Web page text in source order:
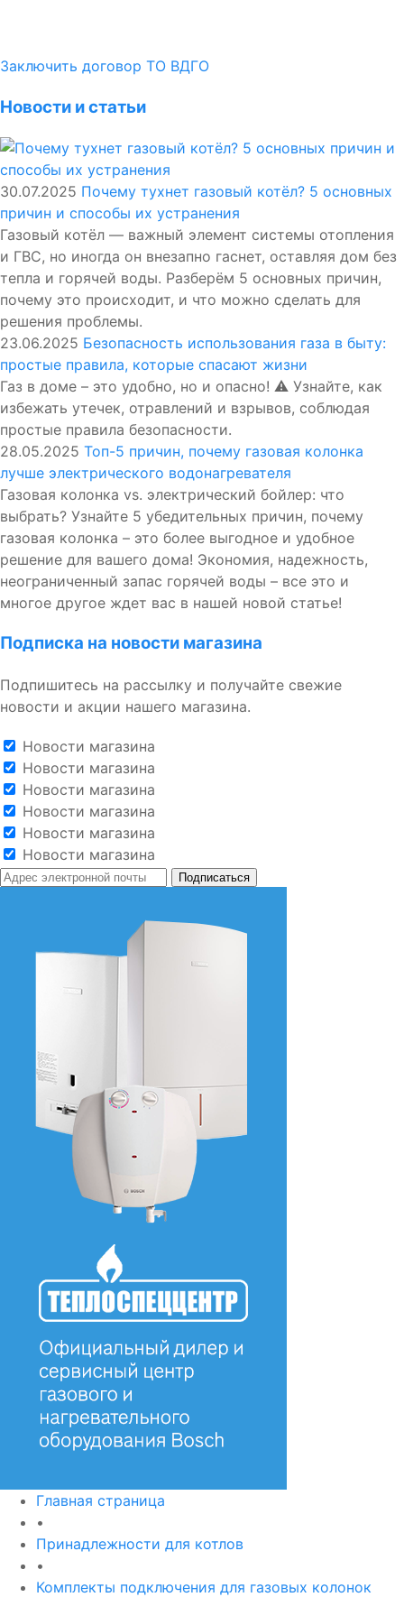
Заключить договор ТО ВДГО
Новости и статьи
30.07.2025 Почему тухнет газовый котёл? 5 основных
причин и способы их устранения
Газовый котёл — важный элемент системы отопления
и ГВС, но иногда он внезапно гаснет, оставляя дом без
тепла и горячей воды. Разберём 5 основных причин,
почему это происходит, и что можно сделать для
решения проблемы.
23.06.2025 Безопасность использования газа в быту:
простые правила, которые спасают жизни
Газ в доме – это удобно, но и опасно! ⚠️ Узнайте, как
избежать утечек, отравлений и взрывов, соблюдая
простые правила безопасности.
28.05.2025 Топ-5 причин, почему газовая колонка
лучше электрического водонагревателя
Газовая колонка vs. электрический бойлер: что
выбрать? Узнайте 5 убедительных причин, почему
газовая колонка – это более выгодное и удобное
решение для вашего дома! Экономия, надежность,
неограниченный запас горячей воды – все это и
многое другое ждет вас в нашей новой статье!
Подписка на новости магазина
Подпишитесь на рассылку и получайте свежие
новости и акции нашего магазина.
Новости магазина
Новости магазина
Новости магазина
Новости магазина
Новости магазина
Новости магазина
Главная страница
•
Принадлежности для котлов
•
Комплекты подключения для газовых колонок